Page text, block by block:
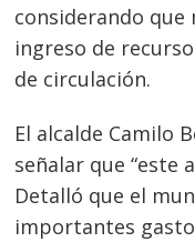
considerando que
ingreso de
de circulación.
El alcalde Camilo
señalar que “este
Detalló que el
importantes